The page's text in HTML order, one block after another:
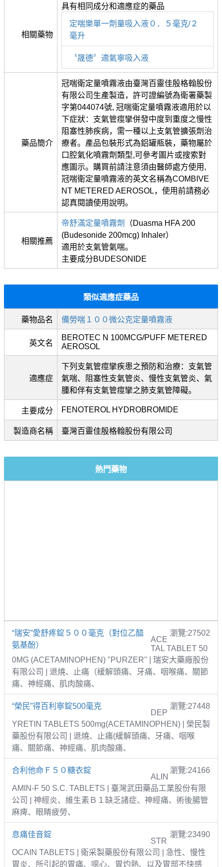
相關藥物
具有相同成分和適應症的藥品
定喘樂單一劑量吸入液０．５毫克/２
毫升
〝晟德〞適氣寧吸入液
藥品簡介
冠喘衛定量噴霧液由臺灣百靈佳殷格翰股份
有限公司生產製造，許可證編號為衛署藥製
字第044074號, 冠喘衛定量噴霧液適用於以
下症狀：支氣管痙攣併發中度到重度之慢性
阻塞性肺疾病，需一種以上支氣管擴張劑治
療者。產品包裝形式為鋁罐瓶裝，藥物屬於
口腔氣化噴霧劑類型,可參考圖片或搜索對
應圖示。購買前請注意須由醫師處方使用,
冠喘衛定量噴霧液的英文名稱為COMBIVE
NT METERED AEROSOL，使用前請務必
認真閱讀使用說明。
相關推薦
帝舒滿定量噴霧劑
（Duasma HFA 200
(Budesonide 200mcg) Inhaler）
適用於支氣管氣喘。
主要成分BUDESONIDE
類似適應症藥品
藥物品名 備勞喘１００微公克定量噴霧液
英文名
BEROTEC N 100MCG/PUFF METERED
AEROSOL
適應症
下列支氣管痙攣疾患之預防和治療：支氣管
氣喘、阻塞性支氣管炎、慢性支氣管炎、氣
腫和伴有支氣管痙攣之肺支氣管障礙。
主要成分 FENOTEROL HYDROBROMIDE
製造商名稱 臺灣百靈佳殷格翰股份有限公司
熱門藥物
“瑞安”愛舒疼錠５００毫克（對位乙醯
氨基酚）
瀏覽:27502
ACE
TAL TABLET 50
0MG (ACETAMINOPHEN) "PURZER" | 瑞安大藥廠股份
有限公司 | 退燒、止痛（緩解頭痛、牙痛、咽喉痛、關節
痛、神經痛、肌肉酸痛、
“榮民”得百利寧錠500毫克 瀏覽:27448
DEP
YRETIN TABLETS 500mg(ACETAMINOPHEN) | 榮民製
藥股份有限公司 | 退燒、止痛(緩解頭痛、牙痛、咽喉
痛、關節痛、神經痛、肌肉酸痛、
合利他命Ｆ５０糖衣錠 瀏覽:24166
ALIN
AMIN-F 50 S.C. TABLETS | 臺灣武田藥品工業股份有限
公司 | 神經炎、維生素Ｂ１缺乏諸症、神經痛、術後腸管
麻痺、眼睛疲勞、
息痛佳音錠 瀏覽:23490
STR
OCAIN TABLETS | 衛采製藥股份有限公司 | 急性、慢性
胃炎、所引起的胃痛、噁心、胃灼熱、以及胃部不快感